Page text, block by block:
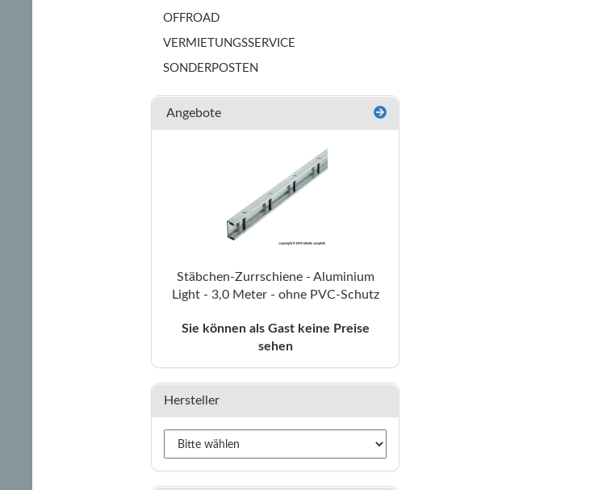
OFFROAD
VERMIETUNGSSERVICE
SONDERPOSTEN
Angebote
Stäbchen-Zurrschiene - Aluminium
Light - 3,0 Meter - ohne PVC-Schutz
Sie können als Gast keine Preise
sehen
Hersteller